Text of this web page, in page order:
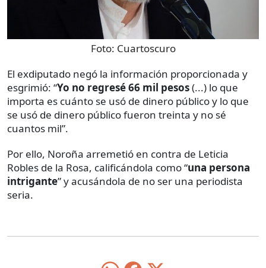
Foto: Cuartoscuro
El exdiputado negó la información proporcionada y
esgrimió: “Yo no regresé 66 mil pesos(...) lo que
importa es cuánto se usó de dinero público y lo que
se usó de dinero público fueron treinta y no sé
cuantos mil”.
Por ello, Noroña arremetió en contra de Leticia
Robles de la Rosa, calificándola como “una persona
intrigante” y acusándola de no ser una periodista
seria.